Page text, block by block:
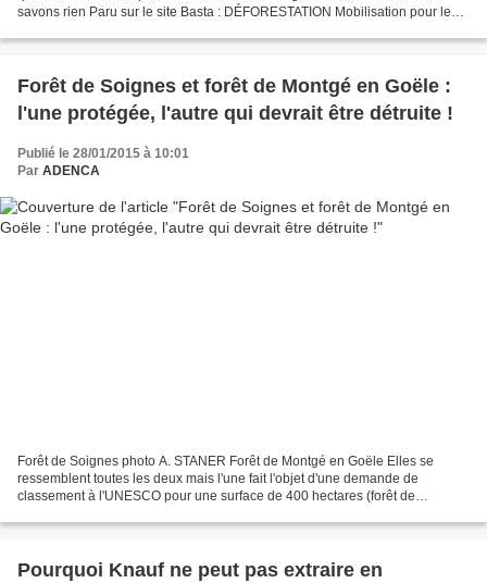
savons rien Paru sur le site Basta : DÉFORESTATION Mobilisation pour les
Forêt de Soignes et forêt de Montgé en Goële :
l'une protégée, l'autre qui devrait être détruite !
Publié le 28/01/2015 à 10:01
Par ADENCA
Forêt de Soignes photo A. STANER Forêt de Montgé en Goële Elles se
ressemblent toutes les deux mais l'une fait l'objet d'une demande de
classement à l'UNESCO pour une surface de 400 hectares (forêt de
Pourquoi Knauf ne peut pas extraire en